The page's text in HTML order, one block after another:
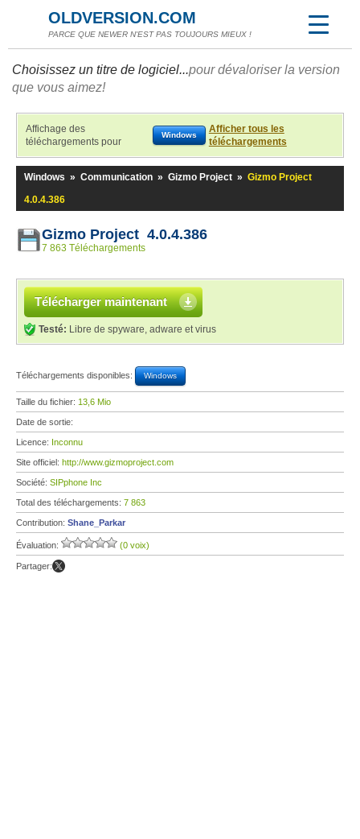
OLDVERSION.COM
PARCE QUE NEWER N'EST PAS TOUJOURS MIEUX !
Choisissez un titre de logiciel...pour dévaloriser la version
que vous aimez!
Affichage des
téléchargements pour
Windows
Afficher tous les
téléchargements
Windows » Communication » Gizmo Project » Gizmo Project
4.0.4.386
Gizmo Project 4.0.4.386
7 863 Téléchargements
Télécharger maintenant
Testé: Libre de spyware, adware et virus
Téléchargements disponibles: Windows
Taille du fichier: 13,6 Mio
Date de sortie:
Licence: Inconnu
Site officiel: http://www.gizmoproject.com
Société: SIPphone Inc
Total des téléchargements: 7 863
Contribution: Shane_Parkar
Évaluation: (0 voix)
Partager: